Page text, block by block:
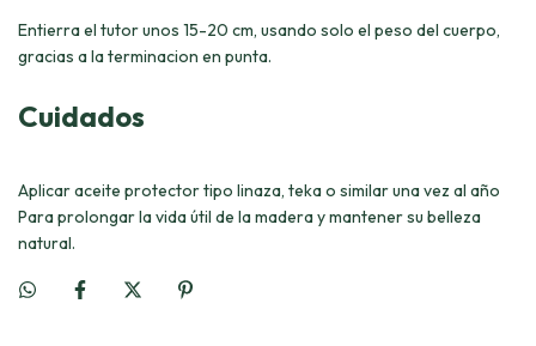
Entierra el tutor unos 15-20 cm, usando solo el peso del cuerpo,
gracias a la terminacion en punta.
Cuidados
Aplicar aceite protector tipo linaza, teka o similar una vez al año
Para prolongar la vida útil de la madera y mantener su belleza
natural.